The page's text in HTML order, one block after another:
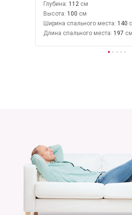
Глубина: 112
Высота: 100
Ширина спального места: 140
Длина спального места: 197